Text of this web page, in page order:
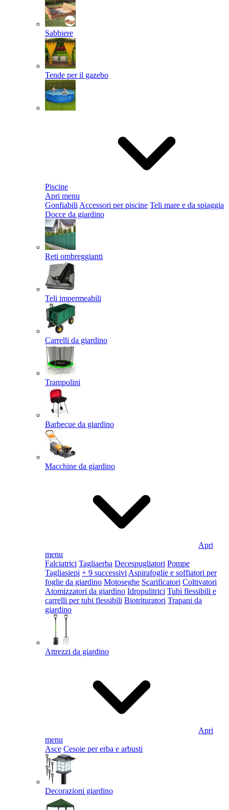
Sabbiere
Tende per il gazebo
Piscine
Apri menu
Gonfiabili Accessori per piscine Teli mare e da spiaggia
Docce da giardino
Reti ombreggianti
Teli impermeabili
Carrelli da giardino
Trampolini
Barbecue da giardino
Macchine da giardino
Apri
menu
Falciatrici Tagliaerba Decespugliatori Pompe
Tagliasiepi + 9 successivi Aspirafoglie e soffiatori per
foglie da giardino Motoseghe Scarificatori Coltivatori
Atomizzatori da giardino Idropulitrici Tubi flessibili e
carrelli per tubi flessibili Biotrituratori Trapani da
giardino
Attrezzi da giardino
Apri
menu
Asce Cesoie per erba e arbusti
Decorazioni giardino